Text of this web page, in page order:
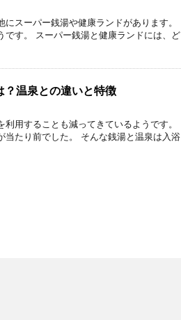
スーパー銭湯や健康ランドがあります。
です。 スーパー銭湯と健康ランドには、ど
？温泉との違いと特徴
用することも減ってきているようです。
当たり前でした。 そんな銭湯と温泉は入浴